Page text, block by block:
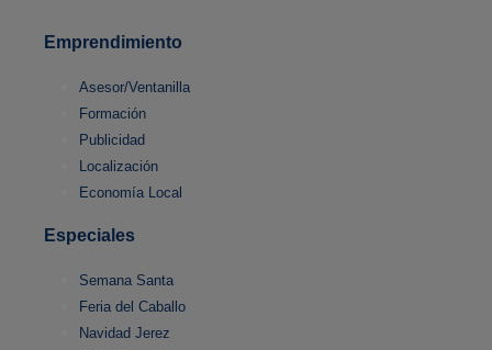
Emprendimiento
Asesor/Ventanilla
Formación
Publicidad
Localización
Economía Local
Especiales
Semana Santa
Feria del Caballo
Navidad Jerez